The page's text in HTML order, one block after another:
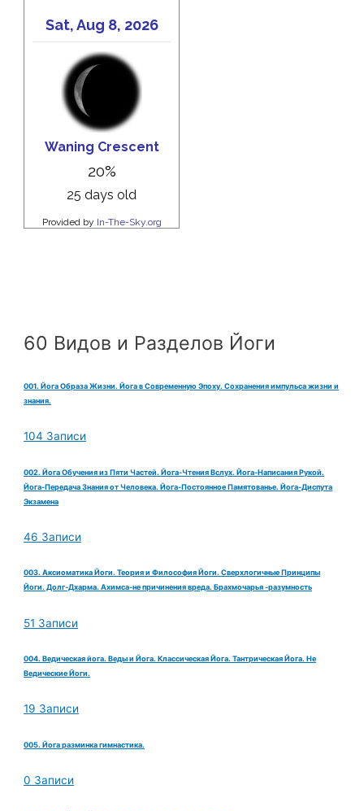
60 Видов и Разделов Йоги
001. Йога Образа Жизни. Йога в Современную Эпоху. Сохранения импульса жизни и
знания.
104 Записи
002. Йога Обучения из Пяти Частей. Йога-Чтения Вслух. Йога-Написания Рукой.
Йога-Передача Знания от Человека. Йога-Постоянное Памятованье. Йога-Диспута
Экзамена
46 Записи
003. Аксиоматика Йоги. Теория и Философия Йоги. Сверхлогичные Принципы
Йоги. Долг-Дхарма. Ахимса-не причинения вреда. Брахмочарья -разумность
51 Записи
004. Ведическая йога. Веды и Йога. Классическая Йога. Тантрическая Йога. Не
Ведические Йоги.
19 Записи
005. Йога разминка гимнастика.
0 Записи